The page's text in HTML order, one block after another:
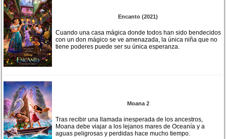
Encanto (2021)
Cuando una casa mágica donde todos han sido bendecidos
con un don mágico se ve amenazada, la única niña que no
tiene poderes puede ser su única esperanza.
Moana 2
Tras recibir una llamada inesperada de los ancestros,
Moana debe viajar a los lejanos mares de Oceanía y a
aguas peligrosas y perdidas hace mucho tiempo.